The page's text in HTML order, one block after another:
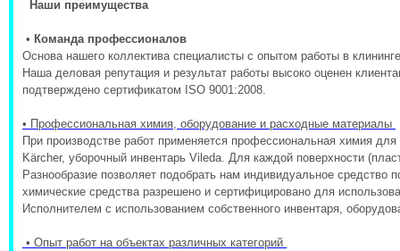
Наши преимущества
• Команда профессионалов
Основа нашего коллектива специалисты с опытом работы в
Наша деловая репутация и результат работы высоко оценен
подтверждено сертификатом ISO 9001:2008.
• Профессиональная химия, оборудование и расходные материалы
При производстве работ применяется профессиональная химия
Kärcher, уборочный инвентарь Vileda. Для каждой поверхности
Разнообразие позволяет подобрать нам индивидуальное
химические средства разрешено и сертифицировано для
Исполнителем с использованием собственного инвентаря,
• Опыт работ на объектах различных категорий